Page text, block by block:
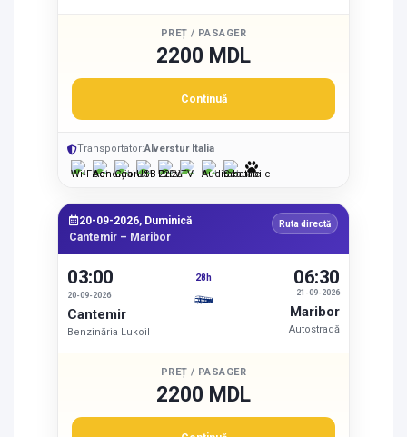
PREȚ / PASAGER
2200 MDL
Continuă
Transportator:Alverstur Italia
20-09-2026, Duminică
Cantemir – Maribor
Ruta directă
03:00
20-09-2026
Cantemir
Benzinăria Lukoil
28h
21-09-2026
06:30
Maribor
Autostradă
PREȚ / PASAGER
2200 MDL